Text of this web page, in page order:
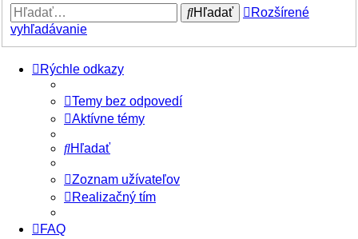
Hľadať
Rozšírené
vyhľadávanie
Rýchle odkazy
Temy bez odpovedí
Aktívne témy
Hľadať
Zoznam užívateľov
Realizačný tím
FAQ